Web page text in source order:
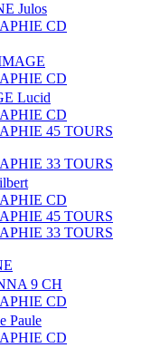
Julos
CD
CD
Lucid
CD
45 TOURS
33 TOURS
CD
45 TOURS
33 TOURS
9 CH
CD
Paule
CD